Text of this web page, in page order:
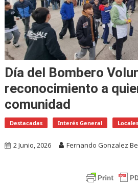
Día del Bombero
reconocimiento a
comunidad
Destacadas Interés General Locales
2 Junio, 2026 Fernando Gonzalez